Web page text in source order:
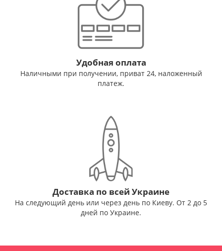
Удобная оплата
Наличными при получении, приват 24, наложенный
платеж.
Доставка по всей Украине
На следующий день или через день по Киеву. От 2 до 5
дней по Украине.